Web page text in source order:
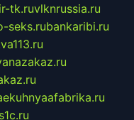
tk.ruvlknrussia.ru
seks.rubankaribi.ru